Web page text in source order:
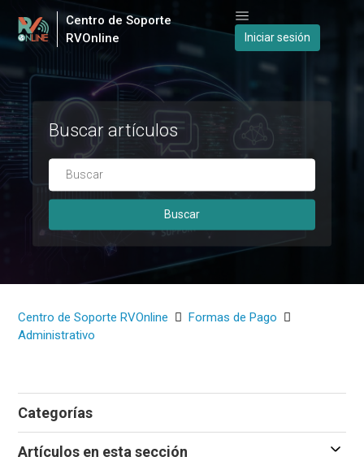
Centro de Soporte
RVOnline
Iniciar sesión
Búsqueda
Buscar artículos
Centro de Soporte RVOnline
Formas de Pago
Administrativo
Categorías
Artículos en esta sección